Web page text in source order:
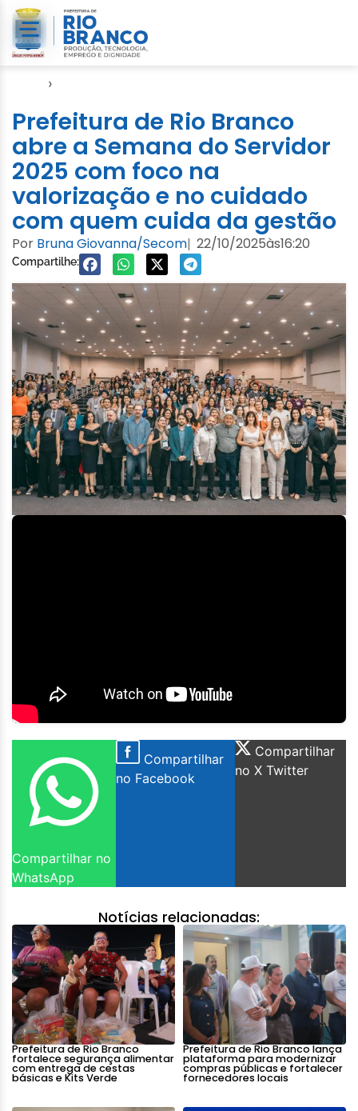
›
Prefeitura de Rio Branco
abre a Semana do Servidor
2025 com foco na
valorização e no cuidado
com quem cuida da gestão
Por Bruna Giovanna/Secom| 22/10/2025às16:20
Compartilhe:
Compartilhar no
WhatsApp
Compartilhar
no Facebook
Compartilhar
no X Twitter
Notícias relacionadas:
Prefeitura de Rio Branco
fortalece segurança alimentar
com entrega de cestas
básicas e Kits Verde
Prefeitura de Rio Branco lança
plataforma para modernizar
compras públicas e fortalecer
fornecedores locais